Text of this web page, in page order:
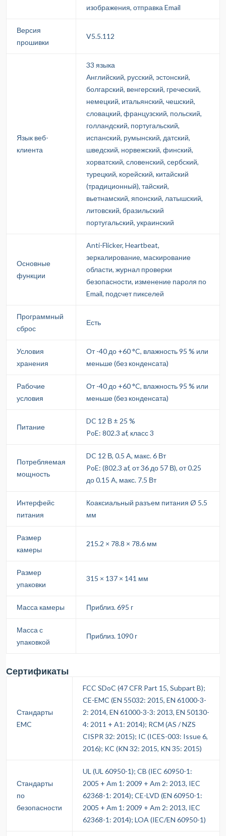
изображения, отправка Email
Версия
прошивки
V5.5.112
Язык веб-
клиента
33 языка
Английский, русский, эстонский,
болгарский, венгерский, греческий,
немецкий, итальянский, чешский,
словацкий, французский, польский,
голландский, португальский,
испанский, румынский, датский,
шведский, норвежский, финский,
хорватский, словенский, сербский,
турецкий, корейский, китайский
(традиционный), тайский,
вьетнамский, японский, латышский,
литовский, бразильский
португальский, украинский
Основные
функции
Anti-Flicker, Heartbeat,
зеркалирование, маскирование
области, журнал проверки
безопасности, изменение пароля по
Email, подсчет пикселей
Программный
сброс
Есть
Условия
хранения
От -40 до +60 °C, влажность 95 % или
меньше (без конденсата)
Рабочие
условия
От -40 до +60 °C, влажность 95 % или
меньше (без конденсата)
Питание
DC 12 В ± 25 %
PoE: 802.3 af, класс 3
Потребляемая
мощность
DC 12 В, 0.5 A, макс. 6 Вт
PoE: (802.3 af, от 36 до 57 В), от 0.25
до 0.15 A, макс. 7.5 Вт
Интерфейс
питания
Коаксиальный разъем питания Ø 5.5
мм
Размер
камеры
215.2 × 78.8 × 78.6 мм
Размер
упаковки
315 × 137 × 141 мм
Масса камеры Приблиз. 695 г
Масса с
упаковкой
Приблиз. 1090 г
Сертификаты
Стандарты
EMC
FCC SDoC (47 CFR Part 15, Subpart B);
CE-EMC (EN 55032: 2015, EN 61000-3-
2: 2014, EN 61000-3-3: 2013, EN 50130-
4: 2011 + A1: 2014); RCM (AS / NZS
CISPR 32: 2015); IC (ICES-003: Issue 6,
2016); KC (KN 32: 2015, KN 35: 2015)
Стандарты
по
безопасности
UL (UL 60950-1); CB (IEC 60950-1:
2005 + Am 1: 2009 + Am 2: 2013, IEC
62368-1: 2014); CE-LVD (EN 60950-1:
2005 + Am 1: 2009 + Am 2: 2013, IEC
62368-1: 2014); LOA (IEC/EN 60950-1)